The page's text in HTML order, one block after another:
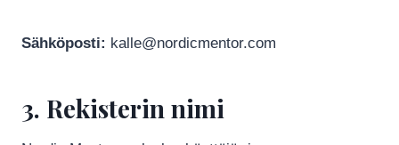
Sähköposti: kalle@nordicmentor.com
3. Rekisterin nimi